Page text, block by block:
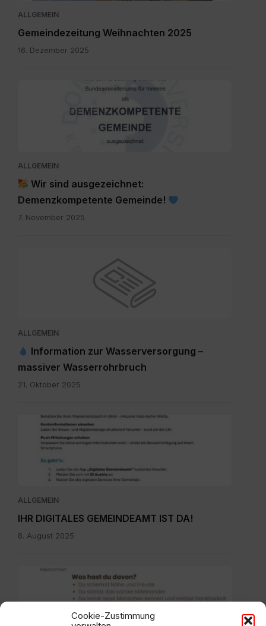
Cookie-Zustimmung
ALLGEMEIN
Gemeindezeitung Weihnachten 2025
16. Dezember 2025
SKM_C300i25110709150.jpg
ALLGEMEIN
Wir sind ausgezeichnet:
Demenzkompetente Gemeinde!
7. November 2025
ALLGEMEIN
Information zur Wasserversorgung –
massiver Wasserrohrbruch
21. Oktober 2025
Digitales
Gemeindeamt_Pressetext.pdf
ALLGEMEIN
IHR DIGITALES GEMEINDEAMT IST DA!
8. August 2025
Ehrenamtbewerbung
Pflegenahversorgung.pdf